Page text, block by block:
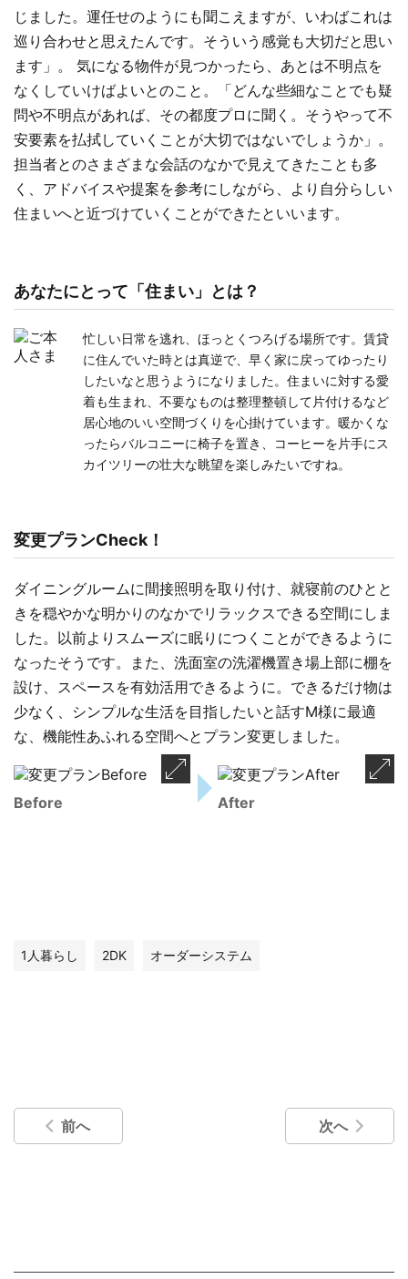
じました。運任せのようにも聞こえますが、いわばこれは
巡り合わせと思えたんです。そういう感覚も大切だと思い
ます」。 気になる物件が見つかったら、あとは不明点を
なくしていけばよいとのこと。「どんな些細なことでも疑
問や不明点があれば、その都度プロに聞く。そうやって不
安要素を払拭していくことが大切ではないでしょうか」。
担当者とのさまざまな会話のなかで見えてきたことも多
く、アドバイスや提案を参考にしながら、より自分らしい
住まいへと近づけていくことができたといいます。
あなたにとって「住まい」とは？
忙しい日常を逃れ、ほっとくつろげる場所です。賃貸
に住んでいた時とは真逆で、早く家に戻ってゆったり
したいなと思うようになりました。住まいに対する愛
着も生まれ、不要なものは整理整頓して片付けるなど
居心地のいい空間づくりを心掛けています。暖かくな
ったらバルコニーに椅子を置き、コーヒーを片手にス
カイツリーの壮大な眺望を楽しみたいですね。
変更プランCheck！
ダイニングルームに間接照明を取り付け、就寝前のひとと
きを穏やかな明かりのなかでリラックスできる空間にしま
した。以前よりスムーズに眠りにつくことができるように
なったそうです。また、洗面室の洗濯機置き場上部に棚を
設け、スペースを有効活用できるように。できるだけ物は
少なく、シンプルな生活を目指したいと話すM様に最適
な、機能性あふれる空間へとプラン変更しました。
Before After
1人暮らし 2DK オーダーシステム
前へ 次へ